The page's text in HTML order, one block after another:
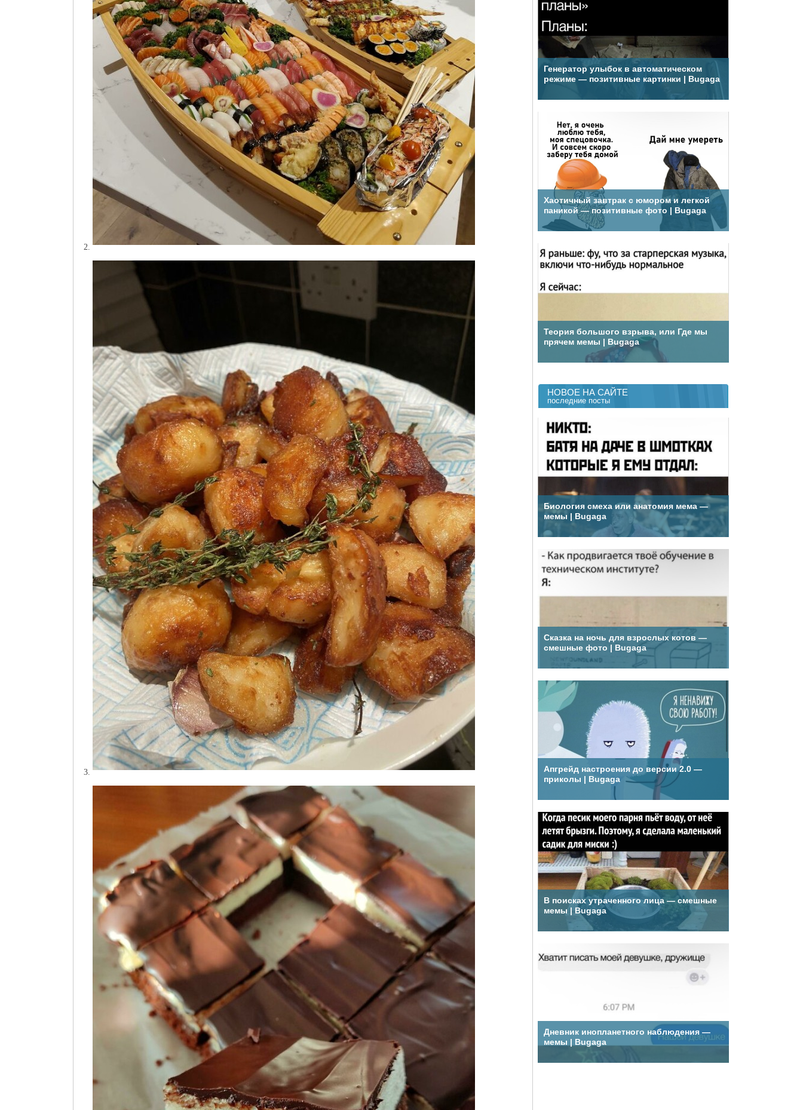
Генератор улыбок в автоматическом
режиме — позитивные картинки | Bugaga
Хаотичный завтрак с юмором и легкой
паникой — позитивные фото | Bugaga
Теория большого взрыва, или Где мы
прячем мемы | Bugaga
НОВОЕ НА САЙТЕ
последние посты
Биология смеха или анатомия мема —
мемы | Bugaga
Сказка на ночь для взрослых котов —
смешные фото | Bugaga
Апгрейд настроения до версии 2.0 —
приколы | Bugaga
В поисках утраченного лица — смешные
мемы | Bugaga
Дневник инопланетного наблюдения —
мемы | Bugaga